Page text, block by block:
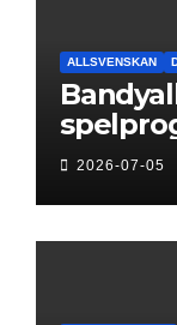
ALLSVENSKAN
2026-07-05